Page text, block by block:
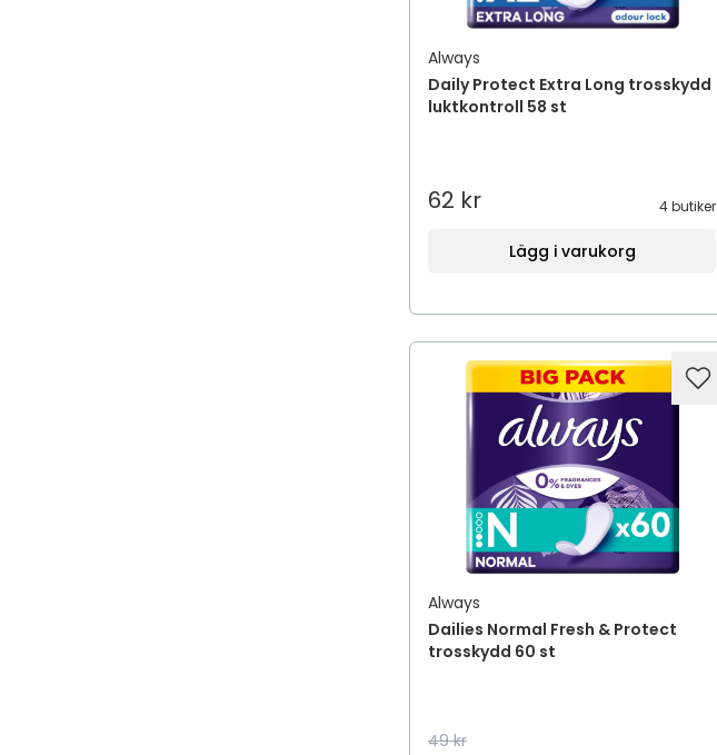
Always
Daily Protect Extra Long trosskydd
luktkontroll 58 st
62 kr 4 butiker
Lägg i varukorg
Always
Dailies Normal Fresh & Protect
trosskydd 60 st
49 kr